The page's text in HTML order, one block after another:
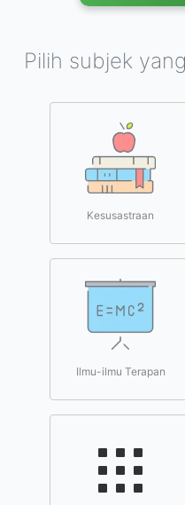
Pilih subjek
Kesusastraan
Ilmu-ilmu Terapan